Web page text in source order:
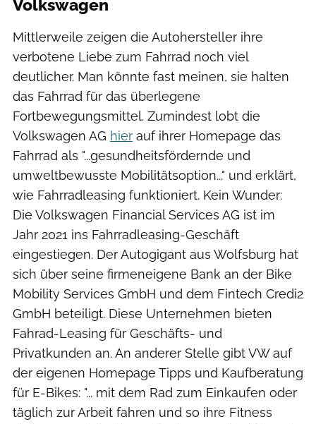
Volkswagen
Mittlerweile zeigen die Autohersteller ihre
verbotene Liebe zum Fahrrad noch viel
deutlicher. Man könnte fast meinen, sie halten
das Fahrrad für das überlegene
Fortbewegungsmittel. Zumindest lobt die
Volkswagen AG hier auf ihrer Homepage das
Fahrrad als "...gesundheitsfördernde und
umweltbewusste Mobilitätsoption..." und erklärt,
wie Fahrradleasing funktioniert. Kein Wunder:
Die Volkswagen Financial Services AG ist im
Jahr 2021 ins Fahrradleasing-Geschäft
eingestiegen. Der Autogigant aus Wolfsburg hat
sich über seine firmeneigene Bank an der Bike
Mobility Services GmbH und dem Fintech Credi2
GmbH beteiligt. Diese Unternehmen bieten
Fahrad-Leasing für Geschäfts- und
Privatkunden an. An anderer Stelle gibt VW auf
der eigenen Homepage Tipps und Kaufberatung
für E-Bikes: "... mit dem Rad zum Einkaufen oder
täglich zur Arbeit fahren und so ihre Fitness